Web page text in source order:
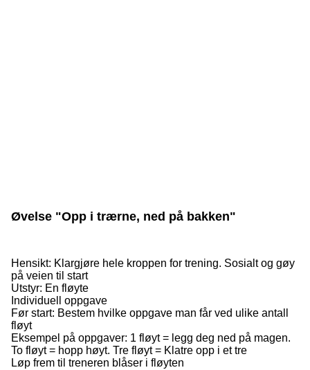
Øvelse "Opp i trærne, ned på bakken"
Hensikt: Klargjøre hele kroppen for trening. Sosialt og gøy
på veien til start
Utstyr: En fløyte
Individuell oppgave
Før start: Bestem hvilke oppgave man får ved ulike antall
fløyt
Eksempel på oppgaver: 1 fløyt = legg deg ned på magen.
To fløyt = hopp høyt. Tre fløyt = Klatre opp i et tre
Løp frem til treneren blåser i fløyten